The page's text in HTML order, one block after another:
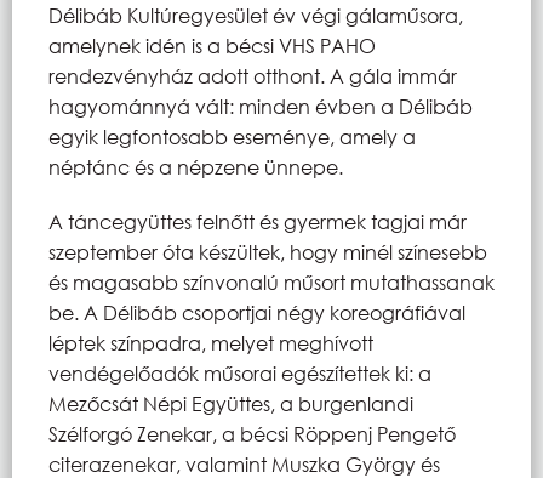
Délibáb Kultúregyesület év végi gálaműsora,
amelynek idén is a bécsi VHS PAHO
rendezvényház adott otthont. A gála immár
hagyománnyá vált: minden évben a Délibáb
egyik legfontosabb eseménye, amely a
néptánc és a népzene ünnepe.
A táncegyüttes felnőtt és gyermek tagjai már
szeptember óta készültek, hogy minél színesebb
és magasabb színvonalú műsort mutathassanak
be. A Délibáb csoportjai négy koreográfiával
léptek színpadra, melyet meghívott
vendégelőadók műsorai egészítettek ki: a
Mezőcsát Népi Együttes, a burgenlandi
Szélforgó Zenekar, a bécsi Röppenj Pengető
citerazenekar, valamint Muszka György és